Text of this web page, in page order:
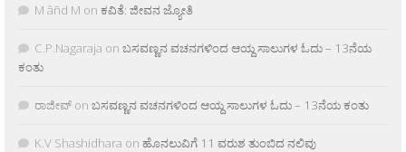
M âñd M on ಕವಿತೆ: ಜೀವನ ಜ್ಯೋತಿ
C.P.Nagaraja on ಬಸವಣ್ಣನ ವಚನಗಳಿಂದ ಆಯ್ದ ಸಾಲುಗಳ ಓದು – 13ನೆಯ
ಕಂತು
ರಾಜೀವ್ on ಬಸವಣ್ಣನ ವಚನಗಳಿಂದ ಆಯ್ದ ಸಾಲುಗಳ ಓದು – 13ನೆಯ ಕಂತು
K.V Shashidhara on ಹೊನಲುವಿಗೆ 11 ವರುಶ ತುಂಬಿದ ನಲಿವು